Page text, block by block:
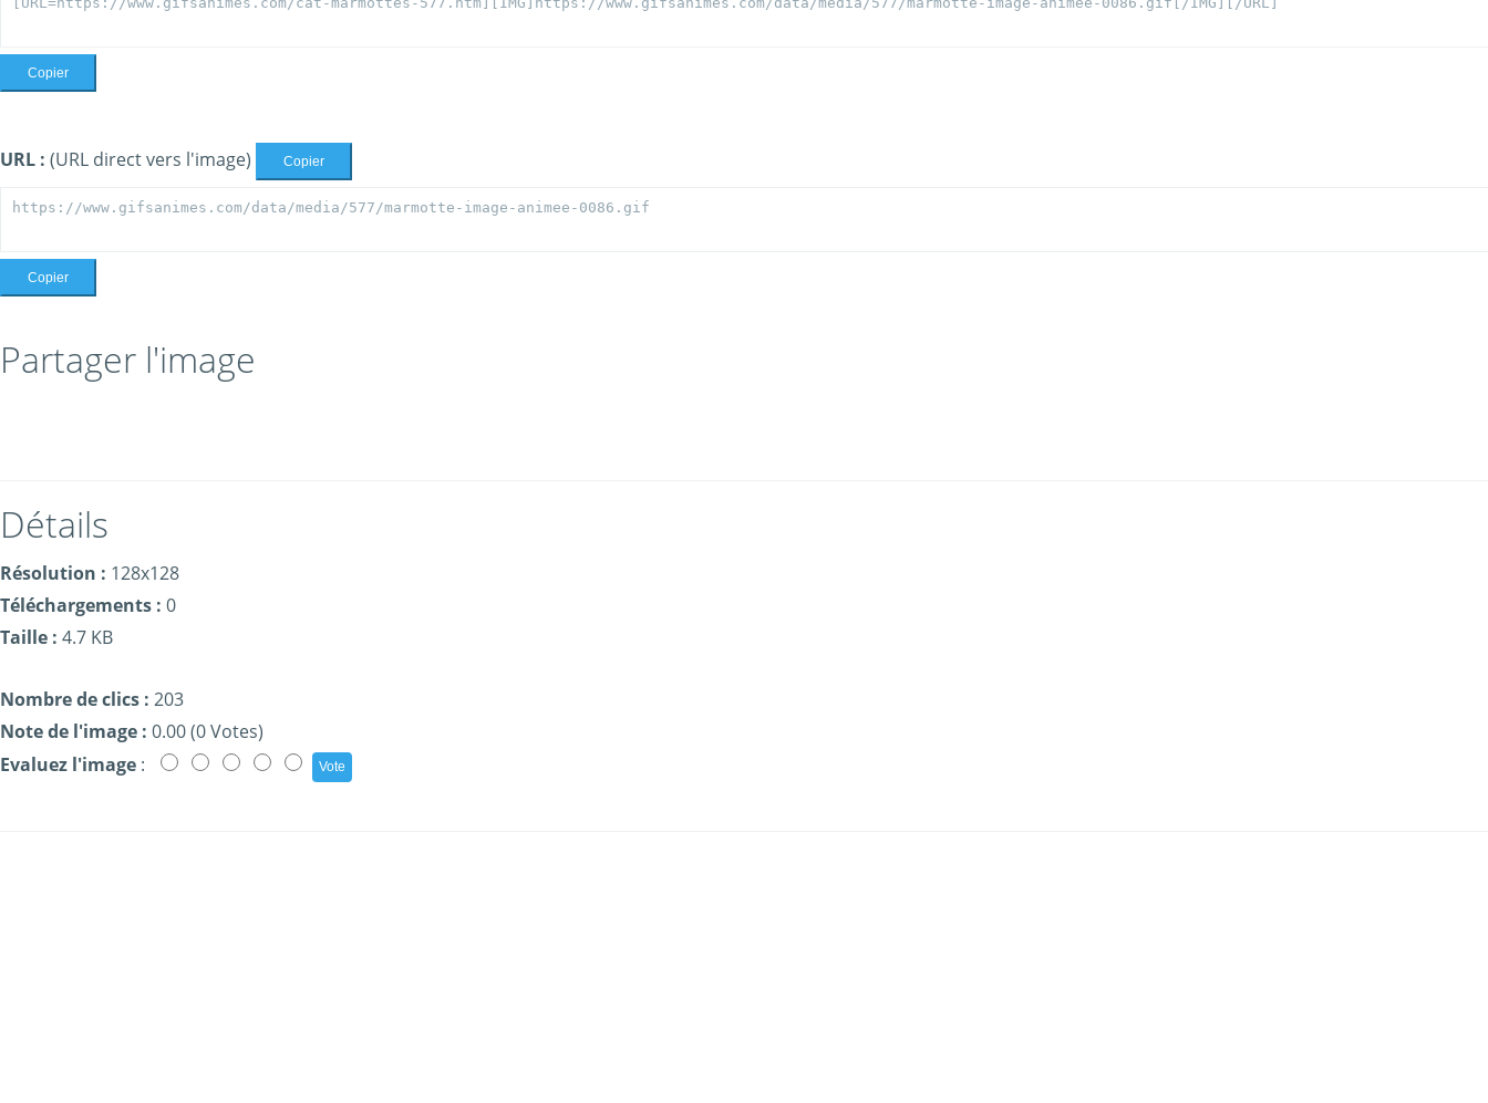
Copier
URL : (URL direct vers l'image) Copier
Copier
Partager l'image
Détails
Résolution : 128x128
Téléchargements : 0
Taille : 4.7 KB
Nombre de clics : 203
Note de l'image : 0.00 (0 Votes)
Evaluez l'image :